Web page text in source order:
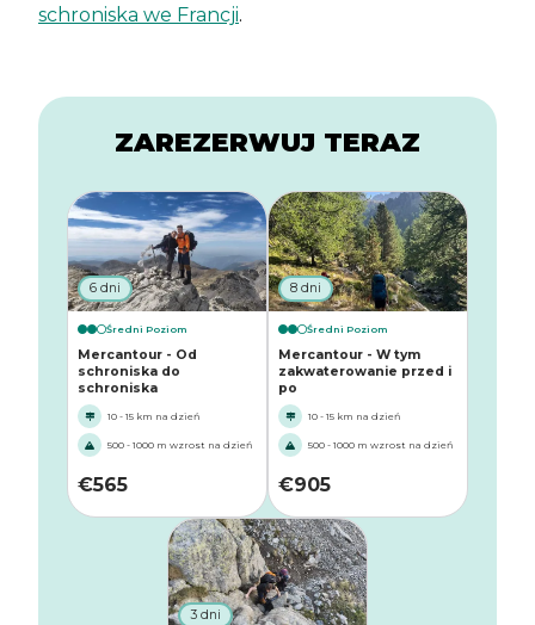
schroniska we Francji.
ZAREZERWUJ TERAZ
6 dni
Średni Poziom
Mercantour - Od
schroniska do
schroniska
10 - 15 km na dzień
500 - 1000 m wzrost na dzień
€565
8 dni
Średni Poziom
Mercantour - W tym
zakwaterowanie przed i
po
10 - 15 km na dzień
500 - 1000 m wzrost na dzień
€905
3 dni